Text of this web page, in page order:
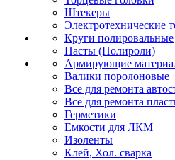
Штекеры
Электротехнические
Круги полировальные
Пасты (Полироли)
Армирующие
Валики поролоновые
Все для ремонта
Все для ремонта
Герметики
Емкости для ЛКМ
Изоленты
Клей, Хол. сварка